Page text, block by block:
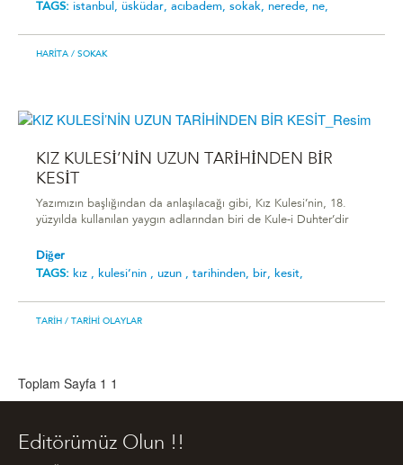
TAGS: i̇stanbul, üsküdar, acıbadem, sokak, nerede, ne,
HARITA / SOKAK
KIZ KULESİ’NİN UZUN TARİHİNDEN BİR
KESİT
Yazımızın başlığından da anlaşılacağı gibi, Kız Kulesi’nin, 18.
yüzyılda kullanılan yaygın adlarından biri de Kule-i Duhter’dir
Diğer
TAGS: kiz , kulesi̇’ni̇n , uzun , tari̇hi̇nden, bi̇r, kesi̇t,
TARIH / TARIHI OLAYLAR
Toplam Sayfa 1 1
Editörümüz Olun !!